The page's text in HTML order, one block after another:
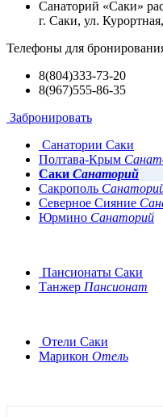
Санаторий «Саки»
г. Саки, ул.
Телефоны для
8(804)333-73-20
8(967)555-86-35
Забронировать
Санатории Саки
Полтава-Крым
Саки Санаторий
Сакрополь
Северное Сияние
Юрмино Санаторий
Пансионаты Саки
Танжер Пансионат
Отели Саки
Марикон Отель